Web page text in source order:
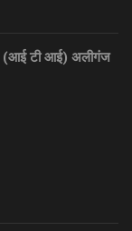
(आई टी आई) अलीगंज